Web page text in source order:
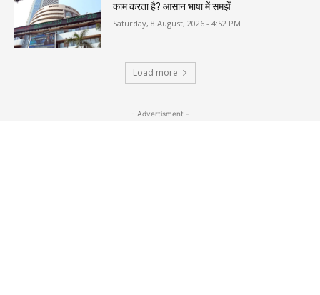
काम करता है? आसान भाषा में समझें
Saturday, 8 August, 2026 - 4:52 PM
Load more
- Advertisment -